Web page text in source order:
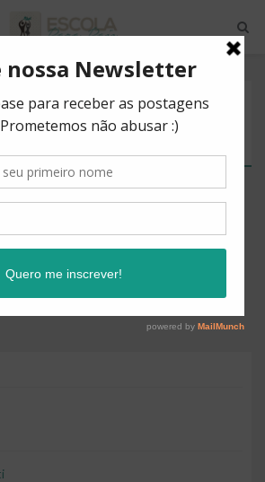
POSTS BY TAG
SÓDIO
are no posts to show.